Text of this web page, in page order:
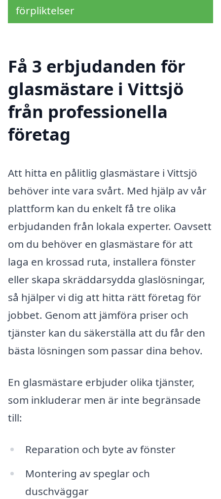
förpliktelser
Få 3 erbjudanden för
glasmästare i Vittsjö
från professionella
företag
Att hitta en pålitlig glasmästare i Vittsjö
behöver inte vara svårt. Med hjälp av vår
plattform kan du enkelt få tre olika
erbjudanden från lokala experter. Oavsett
om du behöver en glasmästare för att
laga en krossad ruta, installera fönster
eller skapa skräddarsydda glaslösningar,
så hjälper vi dig att hitta rätt företag för
jobbet. Genom att jämföra priser och
tjänster kan du säkerställa att du får den
bästa lösningen som passar dina behov.
En glasmästare erbjuder olika tjänster,
som inkluderar men är inte begränsade
till:
Reparation och byte av fönster
Montering av speglar och
duschväggar